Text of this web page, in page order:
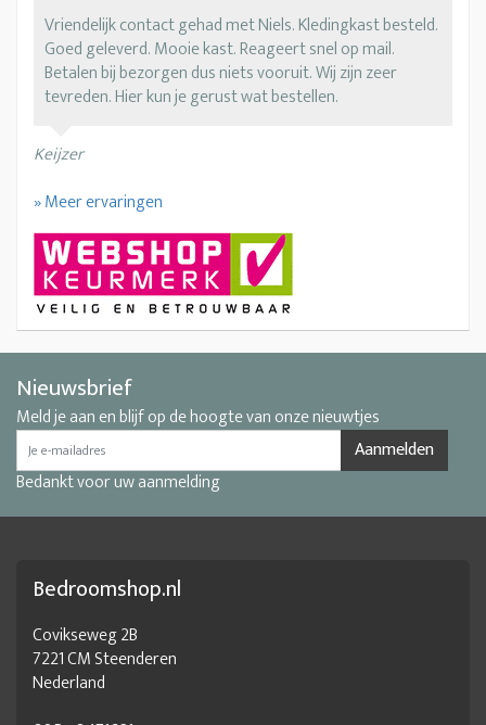
Vriendelijk contact gehad met Niels. Kledingkast besteld.
Goed geleverd. Mooie kast. Reageert snel op mail.
Betalen bij bezorgen dus niets vooruit. Wij zijn zeer
tevreden. Hier kun je gerust wat bestellen.
Keijzer
» Meer ervaringen
Nieuwsbrief
Meld je aan en blijf op de hoogte van onze nieuwtjes
Aanmelden
Bedankt voor uw aanmelding
Bedroomshop.nl
Covikseweg 2B
7221 CM Steenderen
Nederland